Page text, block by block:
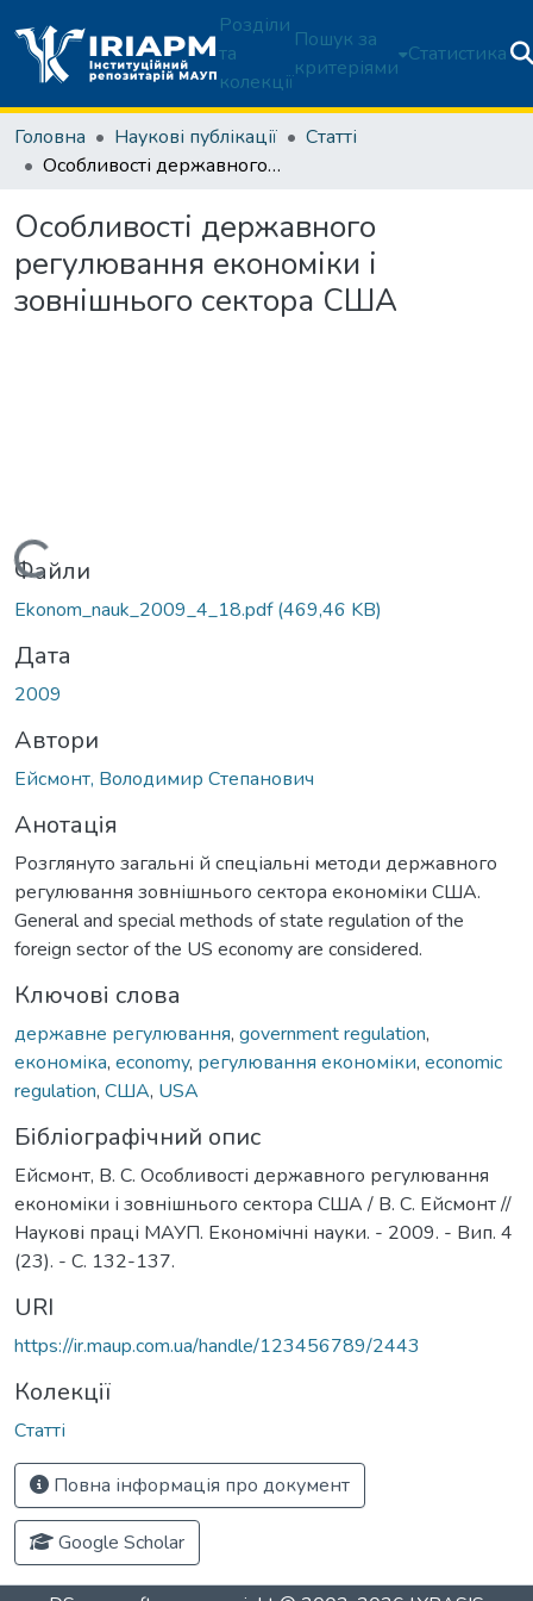
Розділи
та
колекції
Пошук за
критеріями
Статистика
Головна Наукові публікації
Статті
Особливості державного регулювання економіки і зовнішнього сектора США
Особливості державного
регулювання економіки і
зовнішнього сектора США
Вантажиться...
Файли
Ekonom_nauk_2009_4_18.pdf(469,46 KB)
Дата
2009
Автори
Ейсмонт, Володимир Степанович
Анотація
Розглянуто загальні й спеціальні методи державного
регулювання зовнішнього сектора економіки США.
General and special methods of state regulation of the
foreign sector of the US economy are considered.
Ключові слова
державне регулювання, government regulation,
економіка, economy, регулювання економіки, economic
regulation, США, USA
Бібліографічний опис
Ейсмонт, В. С. Особливості державного регулювання
економіки і зовнішнього сектора США / В. С. Ейсмонт //
Наукові праці МАУП. Економічні науки. - 2009. - Вип. 4
(23). - С. 132-137.
URI
https://ir.maup.com.ua/handle/123456789/2443
Колекції
Статті
Повна інформація про документ
Google Scholar